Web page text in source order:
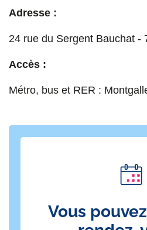
Adresse :
24 rue du Sergent Bauchat -
Accès :
Métro, bus et RER :
Vous